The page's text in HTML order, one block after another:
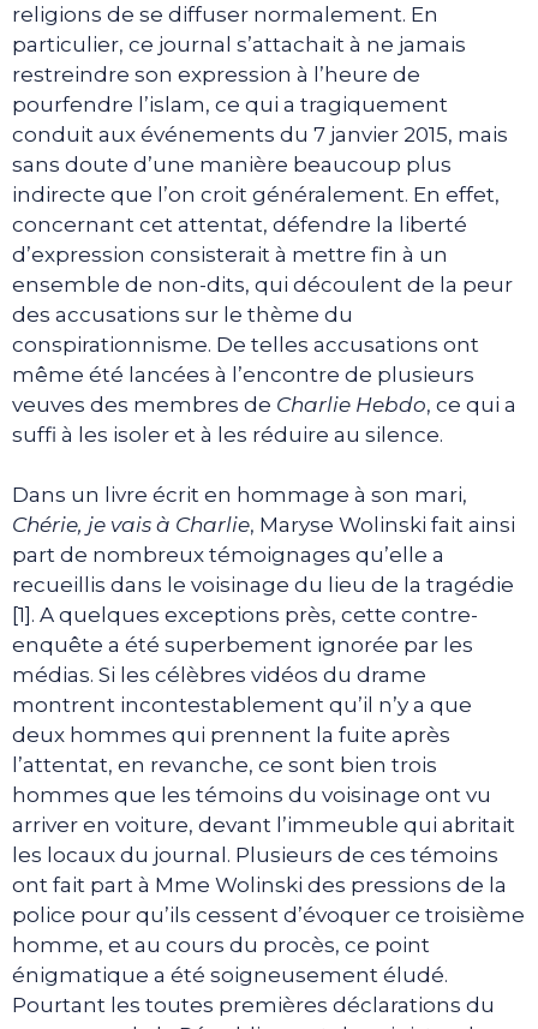
religions de se diffuser normalement. En
particulier, ce journal s’attachait à ne jamais
restreindre son expression à l’heure de
pourfendre l’islam, ce qui a tragiquement
conduit aux événements du 7 janvier 2015, mais
sans doute d’une manière beaucoup plus
indirecte que l’on croit généralement. En effet,
concernant cet attentat, défendre la liberté
d’expression consisterait à mettre fin à un
ensemble de non-dits, qui découlent de la peur
des accusations sur le thème du
conspirationnisme. De telles accusations ont
même été lancées à l’encontre de plusieurs
veuves des membres de Charlie Hebdo, ce qui a
suffi à les isoler et à les réduire au silence.
Dans un livre écrit en hommage à son mari,
Chérie, je vais à Charlie, Maryse Wolinski fait ainsi
part de nombreux témoignages qu’elle a
recueillis dans le voisinage du lieu de la tragédie
[1]. A quelques exceptions près, cette contre-
enquête a été superbement ignorée par les
médias. Si les célèbres vidéos du drame
montrent incontestablement qu’il n’y a que
deux hommes qui prennent la fuite après
l’attentat, en revanche, ce sont bien trois
hommes que les témoins du voisinage ont vu
arriver en voiture, devant l’immeuble qui abritait
les locaux du journal. Plusieurs de ces témoins
ont fait part à Mme Wolinski des pressions de la
police pour qu’ils cessent d’évoquer ce troisième
homme, et au cours du procès, ce point
énigmatique a été soigneusement éludé.
Pourtant les toutes premières déclarations du